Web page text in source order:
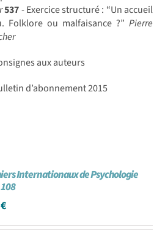
537- Exercice structuré : “Un accueil
Folklore ou malfaisance ?” Pierre
aux auteurs
d’abonnement 2015
Internationaux de Psychologie
€